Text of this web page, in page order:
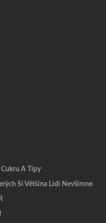
A Tipy
Si Většina Lidí Nevšimne